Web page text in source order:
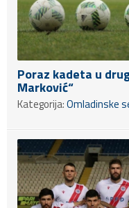
Poraz kadeta u
Marković“
Kategorija:Omladinske